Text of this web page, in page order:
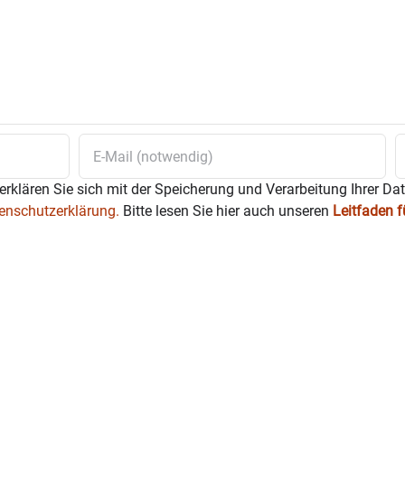
Sie sich mit der Speicherung und Verarbeitung Ihrer
Bitte lesen Sie hier auch unseren Leitfaden